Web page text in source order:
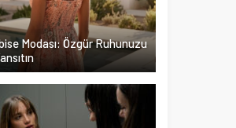
Modası: Özgür Ruhunuzu